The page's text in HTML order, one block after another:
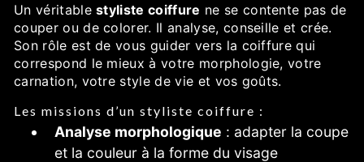
Un véritablestyliste coiffure ne se contente pas de
couper ou de colorer. Il analyse, conseille et crée.
Son rôle est de vous guider vers la coiffure qui
correspond le mieux à votre morphologie, votre
carnation, votre style de vie et vos goûts.
Les missions d’un styliste coiffure :
Analyse morphologique : adapter la coupe
et la couleur à la forme du visage